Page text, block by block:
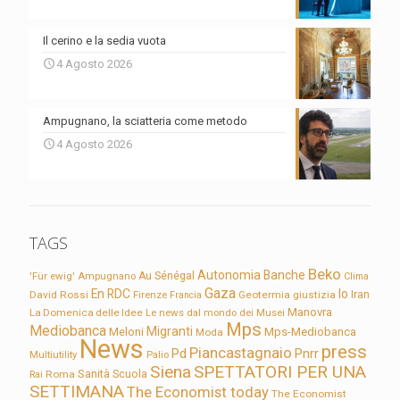
Il cerino e la sedia vuota
4 Agosto 2026
Ampugnano, la sciatteria come metodo
4 Agosto 2026
TAGS
'Für ewig' Ampugnano Au Sénégal Autonomia Banche Beko Clima
David Rossi En RDC Firenze Francia Gaza Geotermia giustizia Io Iran
La Domenica delle Idee Le news dal mondo dei Musei Manovra
Mediobanca Meloni Migranti Moda Mps Mps-Mediobanca
Multiutility News Palio Pd Piancastagnaio Pnrr press
Rai Roma Sanità Scuola Siena SPETTATORI PER UNA
SETTIMANAThe Economist today The Economist